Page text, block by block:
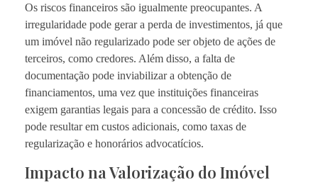
Os riscos financeiros são igualmente preocupantes. A
irregularidade pode gerar a perda de investimentos, já que
um imóvel não regularizado pode ser objeto de ações de
terceiros, como credores. Além disso, a falta de
documentação pode inviabilizar a obtenção de
financiamentos, uma vez que instituições financeiras
exigem garantias legais para a concessão de crédito. Isso
pode resultar em custos adicionais, como taxas de
regularização e honorários advocatícios.
Impacto na Valorização do Imóvel